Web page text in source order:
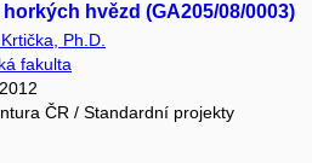
hvězd (GA205/08/0003)
Ph.D.
fakulta
ČR / Standardní projekty